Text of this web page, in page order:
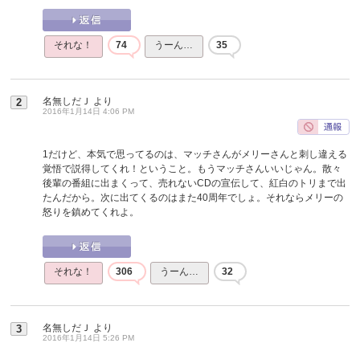
それな！ 74 うーん… 35
2 名無しだＪ より
2016年1月14日 4:06 PM
1だけど、本気で思ってるのは、マッチさんがメリーさんと刺し違える
覚悟で説得してくれ！ということ。もうマッチさんいいじゃん。散々
後輩の番組に出まくって、売れないCDの宣伝して、紅白のトリまで出
たんだから。次に出てくるのはまた40周年でしょ。それならメリーの
怒りを鎮めてくれよ。
それな！ 306 うーん… 32
3 名無しだＪ より
2016年1月14日 5:26 PM